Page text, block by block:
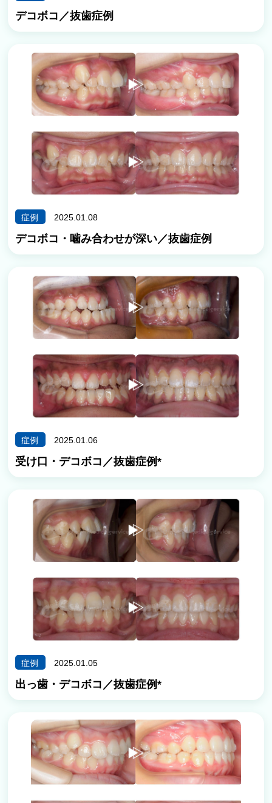
デコボコ／抜歯症例
症例 2025.01.08
デコボコ・噛み合わせが深い／抜歯症例
症例 2025.01.06
受け口・デコボコ／抜歯症例*
症例 2025.01.05
出っ歯・デコボコ／抜歯症例*